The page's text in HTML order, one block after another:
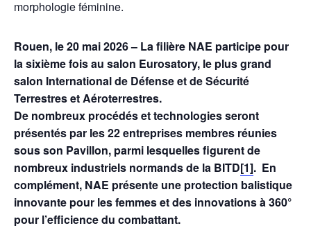
morphologie féminine.
Rouen, le 20 mai 2026– La filière NAE participe pour
la sixième fois au salon Eurosatory, le plus grand
salon International de Défense et de Sécurité
Terrestres et Aéroterrestres.
De nombreux procédés et technologies seront
présentés par les 22 entreprises membres réunies
sous son Pavillon, parmi lesquelles figurent de
nombreux industriels normands de la BITD[1]. En
complément, NAE présente une protection balistique
innovante pour les femmes et des innovations à 360°
pour l’efficience du combattant.